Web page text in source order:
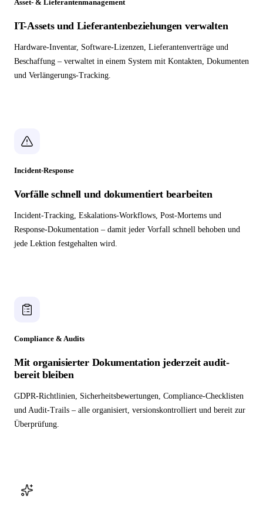
Asset- & Lieferantenmanagement
IT-Assets und Lieferantenbeziehungen verwalten
Hardware-Inventar, Software-Lizenzen, Lieferantenverträge und
Beschaffung – verwaltet in einem System mit Kontakten, Dokumenten
und Verlängerungs-Tracking.
Incident-Response
Vorfälle schnell und dokumentiert bearbeiten
Incident-Tracking, Eskalations-Workflows, Post-Mortems und
Response-Dokumentation – damit jeder Vorfall schnell behoben und
jede Lektion festgehalten wird.
Compliance & Audits
Mit organisierter Dokumentation jederzeit audit-
bereit bleiben
GDPR-Richtlinien, Sicherheitsbewertungen, Compliance-Checklisten
und Audit-Trails – alle organisiert, versionskontrolliert und bereit zur
Überprüfung.